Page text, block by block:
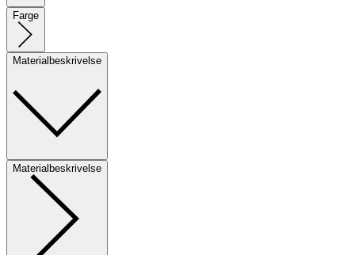
Farge
Materialbeskrivelse
Materialbeskrivelse